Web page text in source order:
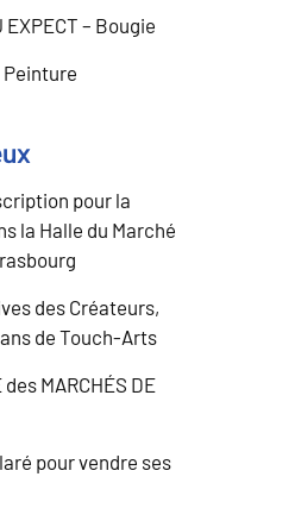
EXPECT – Bougie
Peinture
pour la
la Halle du Marché
des Créateurs,
de Touch-Arts
des MARCHÉS DE
pour vendre ses